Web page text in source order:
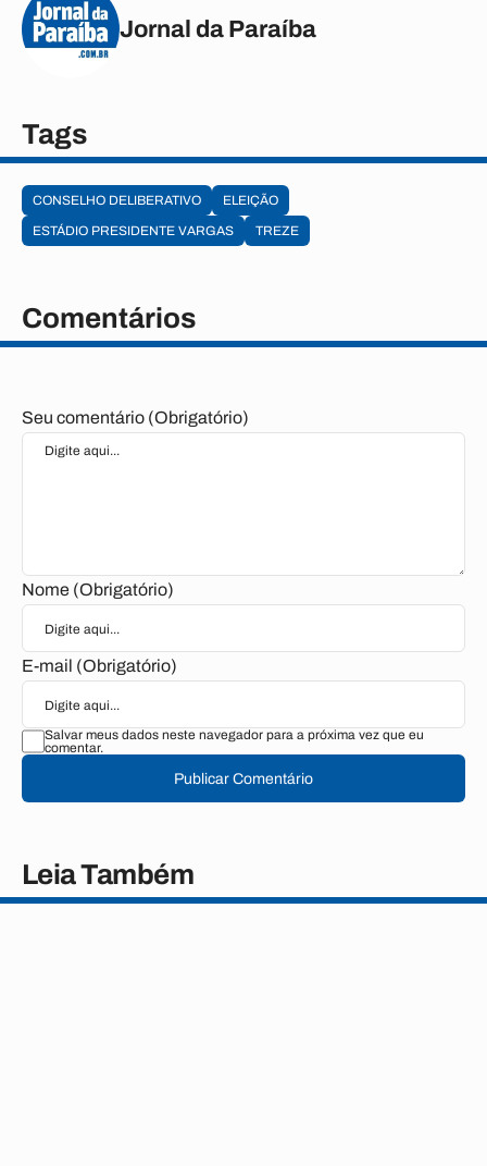
Jornal da Paraíba
Tags
CONSELHO DELIBERATIVO
ELEIÇÃO
ESTÁDIO PRESIDENTE VARGAS
TREZE
Comentários
Seu comentário (Obrigatório)
Nome (Obrigatório)
E-mail (Obrigatório)
Salvar meus dados neste navegador para a próxima vez que eu
comentar.
Publicar Comentário
Leia Também